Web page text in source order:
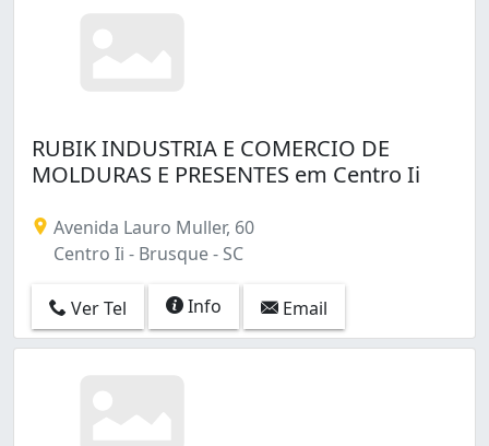
RUBIK INDUSTRIA E COMERCIO DE
MOLDURAS E PRESENTES em Centro Ii
Avenida Lauro Muller, 60
Centro Ii - Brusque - SC
Ver Tel Info Email